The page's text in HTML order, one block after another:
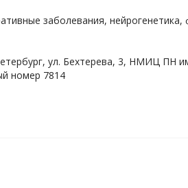
заболевания, нейрогенетика,
ул. Бехтерева, 3, НМИЦ ПН
номер 7814